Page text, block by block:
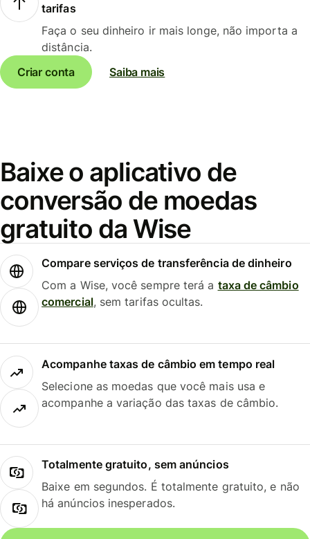
tarifas
Faça o seu dinheiro ir mais longe, não importa a
distância.
Criar conta
Saiba mais
Baixe o aplicativo de
conversão de moedas
gratuito da Wise
Compare serviços de transferência de dinheiro
Com a Wise, você sempre terá a taxa de câmbio
comercial, sem tarifas ocultas.
Acompanhe taxas de câmbio em tempo real
Selecione as moedas que você mais usa e
acompanhe a variação das taxas de câmbio.
Totalmente gratuito, sem anúncios
Baixe em segundos. É totalmente gratuito, e não
há anúncios inesperados.